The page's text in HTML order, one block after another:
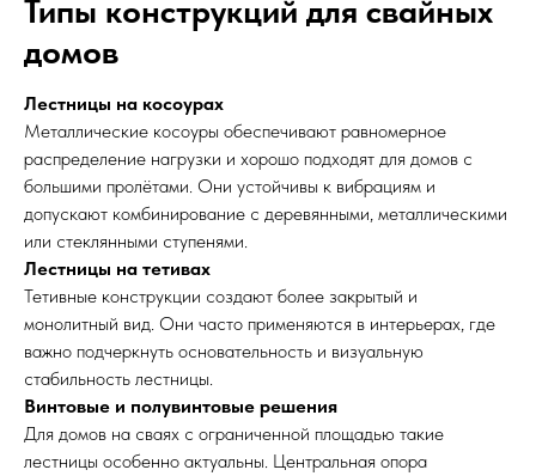
Типы конструкций для свайных
домов
Лестницы на косоурах
Металлические косоуры обеспечивают равномерное
распределение нагрузки и хорошо подходят для домов с
большими пролётами. Они устойчивы к вибрациям и
допускают комбинирование с деревянными, металлическими
или стеклянными ступенями.
Лестницы на тетивах
Тетивные конструкции создают более закрытый и
монолитный вид. Они часто применяются в интерьерах, где
важно подчеркнуть основательность и визуальную
стабильность лестницы.
Винтовые и полувинтовые решения
Для домов на сваях с ограниченной площадью такие
лестницы особенно актуальны. Центральная опора